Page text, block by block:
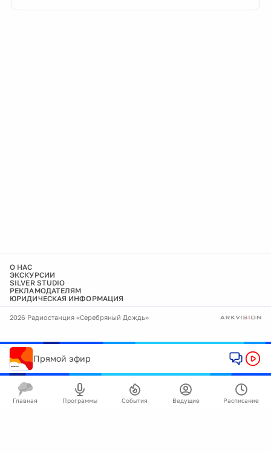
О НАС
ЭКСКУРСИИ
SILVER STUDIO
РЕКЛАМОДАТЕЛЯМ
ЮРИДИЧЕСКАЯ ИНФОРМАЦИЯ
2026 Радиостанция «Серебряный Дождь»
Прямой эфир
Главная Программы События Ведущие Расписание